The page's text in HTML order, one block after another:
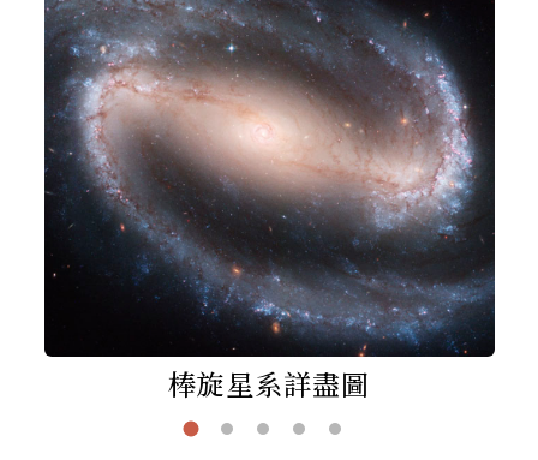
棒旋星系詳盡圖